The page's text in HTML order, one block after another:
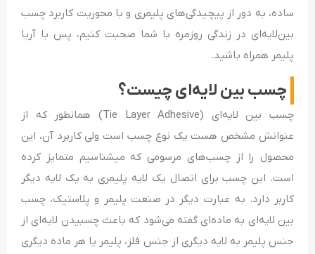
ساده، به دور از پیچیدگی‌های پلیمری و با محوریت کاربرد چسب
بین‌لایه‌ای در زندگی روزمره با شما صحبت کنیم، پس با آریا
پلیمر همراه باشید.
چسب بین لایه‌ای چیست؟
چسب بین لایه‌ای (Tie Layer Adhesive) همانطور که از
عنوانش مشخص هست یک نوع چسب است ولی کاربرد آن، این
محصول را از چسب‌های مرسومی که میشناسیم متمایز کرده
است. این چسب برای اتصال یک لایه پلیمری به یک لایه‌ دیگر
کاربر دارد. به عبارت دیگر در صنعت پلیمر و پلاستیک، چسب
بین لایه‌ای به ماده‌ای گفته می‌شود که باعث چسبیدن لایه‌ای از
جنس پلیمر به لایه دیگری از جنس فلز، پلیمر یا هر ماده دیگری